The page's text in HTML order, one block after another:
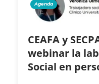
Agenda
CEAFA y
webinar la
Social en